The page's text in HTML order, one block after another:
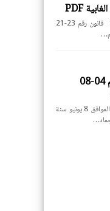
قانون رقم 23-21 يتعلق بالغابات والثروات الغابية PDF قانون رقم 23-21
قانون رقم 26-12 يعدل ويتمم القانون رقم 04-08
قانون رقم 26-12 مؤرخ في 22 ذي الحجة عام 1447 الموافق 8 يونيو سنة